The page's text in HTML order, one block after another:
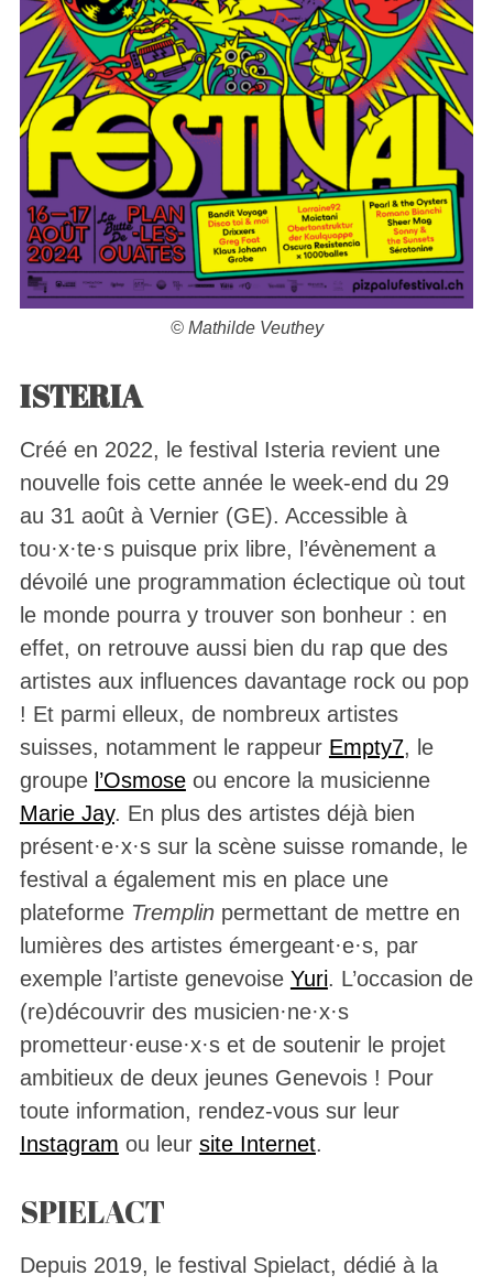
© Mathilde Veuthey
ISTERIA
Créé en 2022, le festival Isteria revient une
nouvelle fois cette année le week-end du 29
au 31 août à Vernier (GE). Accessible à
tou·x·te·s puisque prix libre, l’évènement a
dévoilé une programmation éclectique où tout
le monde pourra y trouver son bonheur : en
effet, on retrouve aussi bien du rap que des
artistes aux influences davantage rock ou pop
! Et parmi elleux, de nombreux artistes
suisses, notamment le rappeur Empty7, le
groupe l’Osmoseou encore la musicienne
Marie Jay. En plus des artistes déjà bien
présent·e·x·s sur la scène suisse romande, le
festival a également mis en place une
plateforme Tremplin permettant de mettre en
lumières des artistes émergeant·e·s, par
exemple l’artiste genevoise Yuri. L’occasion de
(re)découvrir des musicien·ne·x·s
prometteur·euse·x·s et de soutenir le projet
ambitieux de deux jeunes Genevois ! Pour
toute information, rendez-vous sur leur
Instagram ou leur site Internet.
SPIELACT
Depuis 2019, le festival Spielact, dédié à la